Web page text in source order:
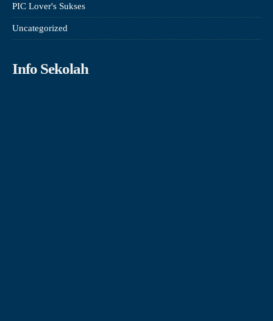
PIC Lover's Sukses
Uncategorized
Info Sekolah